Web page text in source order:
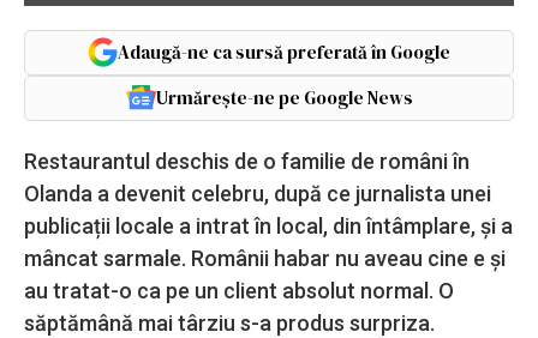
Adaugă-ne ca sursă preferată în Google
Urmărește-ne pe Google News
Restaurantul deschis de o familie de români în
Olanda a devenit celebru, după ce jurnalista unei
publicații locale a intrat în local, din întâmplare, și a
mâncat sarmale. Românii habar nu aveau cine e și
au tratat-o ca pe un client absolut normal. O
săptămână mai târziu s-a produs surpriza.